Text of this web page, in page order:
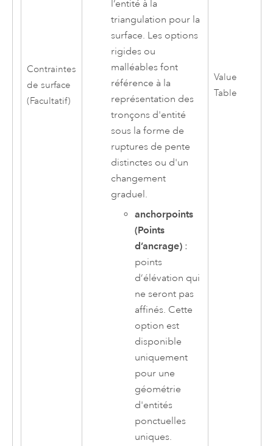
Contraintes
de surface
(Facultatif)
l’entité à la
triangulation pour la
surface. Les options
rigides ou
malléables font
référence à la
représentation des
tronçons d'entité
sous la forme de
ruptures de pente
distinctes ou d'un
changement
graduel.
anchorpoints
(Points
d’ancrage) :
points
d’élévation qui
ne seront pas
affinés. Cette
option est
disponible
uniquement
pour une
géométrie
d'entités
ponctuelles
uniques.
Value
Table